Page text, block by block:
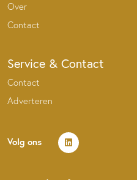
Over
Contact
Service & Contact
Contact
Adverteren
Volg ons